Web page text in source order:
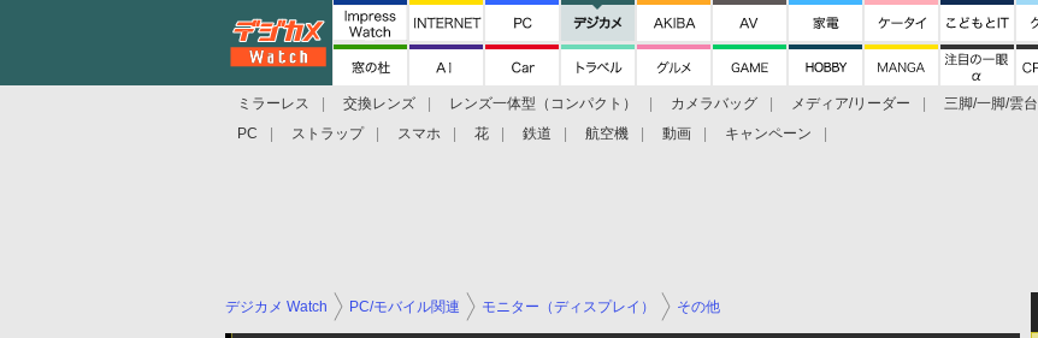
ミラーレス 交換レンズ レンズ一体型（コンパクト） カメラバッグ メディア/リーダー 三脚/一脚/雲台
PC
ストラップ スマホ 花 鉄道 航空機 動画 キャンペーン
デジカメ Watch PC/モバイル関連 モニター（ディスプレイ） その他